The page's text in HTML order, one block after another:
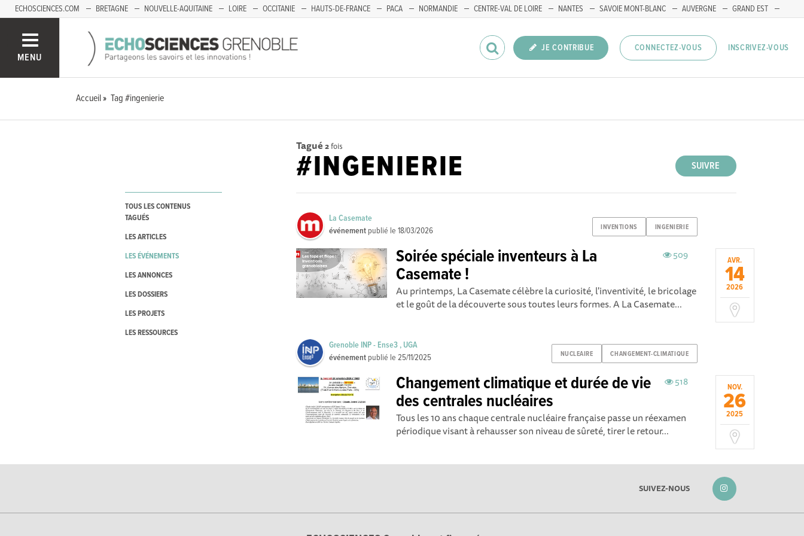
ECHOSCIENCES.COM BRETAGNE NOUVELLE-AQUITAINE LOIRE OCCITANIE HAUTS-DE-FRANCE PACA NORMANDIE CENTRE-VAL DE LOIRE NANTES SAVOIE MONT-BLANC AUVERGNE
GRAND EST
MENU
JE CONTRIBUE CONNECTEZ-VOUS INSCRIVEZ-VOUS
Accueil Tag #ingenierie
TOUS LES CONTENUS
TAGUÉS
LES ARTICLES
LES ÉVÉNEMENTS
LES ANNONCES
LES DOSSIERS
LES PROJETS
LES RESSOURCES
Tagué 2fois
SUIVRE
#INGENIERIE
INVENTIONS INGENIERIE
La Casemate
événement publié le18/03/2026
AVR.
14
2026
509
Soirée spéciale inventeurs à La
Casemate !
Au printemps, La Casemate célèbre la curiosité, l'inventivité, le bricolage
et le goût de la découverte sous toutes leurs formes. A La Casemate...
NUCLEAIRE CHANGEMENT-CLIMATIQUE
Grenoble INP - Ense3 , UGA
événement publié le25/11/2025
NOV.
26
2025
518
Changement climatique et durée de vie
des centrales nucléaires
Tous les 10 ans chaque centrale nucléaire française passe un réexamen
périodique visant à rehausser son niveau de sûreté, tirer le retour...
SUIVEZ-NOUS